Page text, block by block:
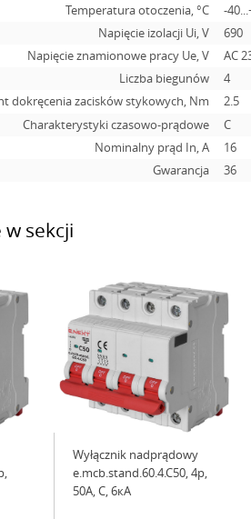
Temperatura otoczenia, °С
-
Napięcie izolacji Ui, V
690
Napięcie znamionowe pracy Ue, V
AC
Liczba biegunów
4
dokręcenia zacisków stykowych, Nm
2.5
Charakterystyki czasowo-prądowe
C
Nominalny prąd In, А
16
Gwarancja
36
w sekcji
Wyłącznik nadprądowy
e.mcb.stand.60.4.C50, 4р,
50А, C, 6кА